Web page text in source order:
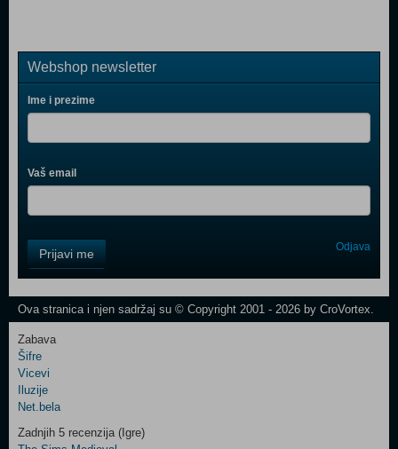
Webshop newsletter
Ime i prezime
Vaš email
Field
One
Control
Two
Newsletter
Prijavi me Odjava
Ova stranica i njen sadržaj su © Copyright 2001 - 2026 by CroVortex.
Zabava
Šifre
Vicevi
Iluzije
Net.bela
Zadnjih 5 recenzija (Igre)